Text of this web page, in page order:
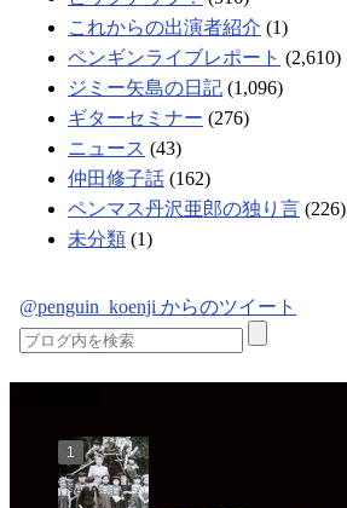
これからの出演者紹介 (1)
ペンギンライブレポート (2,610)
ジミー矢島の日記 (1,096)
ギターセミナー (276)
ニュース (43)
仲田修子話 (162)
ペンマス丹沢亜郎の独り言 (226)
未分類 (1)
@penguin_koenji からのツイート